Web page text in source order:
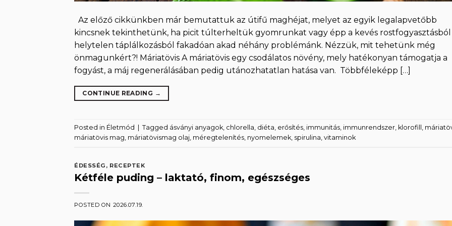
Az előző cikkünkben már bemutattuk az útifű maghéjat, melyet az egyik legalapvetőbb
kincsnek tekinthetünk, ha picit túlterheltük gyomrunkat vagy épp a kevés rostfogyasztásból
helytelen táplálkozásból fakadóan akad néhány problémánk. Nézzük, mit tehetünk még
önmagunkért?! Máriatövis A máriatövis egy csodálatos növény, mely hatékonyan támogatja a
fogyást, a máj regenerálásában pedig utánozhatatlan hatása van. Többféleképp […]
CONTINUE READING →
Posted in Életmód Tagged ásványi anyagok, chlorella, diéta, erősítés, immunitás, immunrendszer, klorofill ,
máriatövis mag, máriatövismag olaj, méregtelenítés, nyomelemek, spirulina, vitaminok
ÉDESSÉG , RECEPTEK
Kétféle puding – laktató, finom, egészséges
POSTED ON 2026.07.19.